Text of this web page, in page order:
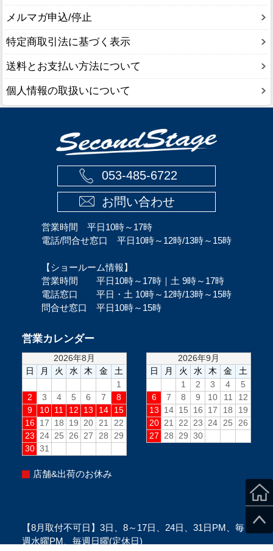
メルマガ申込/停止
特定商取引法に基づく表示
送料とお支払い方法について
個人情報の取扱いについて
053-485-6722
お問い合わせ
営業時間 平日10時～17時
電話/問合せ窓口 平日10時～12時/13時～15時
【ショールーム情報】
営業時間 平日10時～17時｜土 9時～17時
電話窓口 平日・土 10時～12時/13時～15時
問合せ窓口 平日10時～15時
営業カレンダー
店舗&出荷のお休み
【8月取付不可日】3日、8～17日、24日、31日PM、毎
週水曜PM、毎週日曜(定休日)